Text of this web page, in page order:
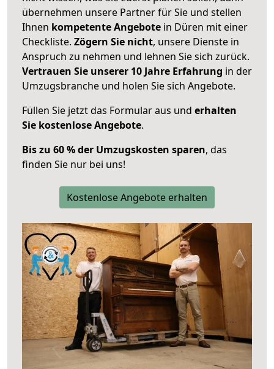
übernehmen unsere Partner für Sie und stellen
Ihnen kompetente Angebote in Düren mit einer
Checkliste. Zögern Sie nicht, unsere Dienste in
Anspruch zu nehmen und lehnen Sie sich zurück.
Vertrauen Sie unserer 10 Jahre Erfahrung in der
Umzugsbranche und holen Sie sich Angebote.
Füllen Sie jetzt das Formular aus und erhalten
Sie kostenlose Angebote.
Bis zu 60 % der Umzugskosten sparen, das
finden Sie nur bei uns!
Kostenlose Angebote erhalten